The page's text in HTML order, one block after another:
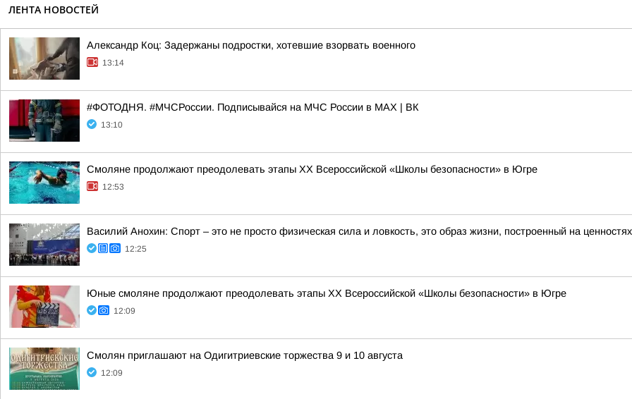
ЛЕНТА НОВОСТЕЙ
Александр Коц: Задержаны подростки, хотевшие взорвать военного
13:14
#ФОТОДНЯ. #МЧСРоссии. Подписывайся на МЧС России в MAX | ВК
13:10
Смоляне продолжают преодолевать этапы XX Всероссийской «Школы безопасности» в Югре
12:53
Василий Анохин: Спорт – это не просто физическая сила и ловкость, это образ жизни, построенный на
12:25
Юные смоляне продолжают преодолевать этапы XX Всероссийской «Школы безопасности» в Югре
12:09
Смолян приглашают на Одигитриевские торжества 9 и 10 августа
12:09